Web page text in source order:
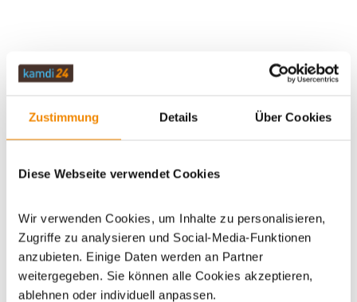
Zustimmung Details Über Cookies
Diese Webseite verwendet Cookies
Wir verwenden Cookies, um Inhalte zu personalisieren,
Zugriffe zu analysieren und Social-Media-Funktionen
anzubieten. Einige Daten werden an Partner
weitergegeben. Sie können alle Cookies akzeptieren,
ablehnen oder individuell anpassen.
BESCHREIBUNG
TECHNISCHE DATEN
BUNDLE PRODUKTE